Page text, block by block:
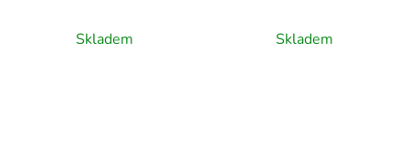
Duero, červené víno,
0,75l
Skladem
Skladem